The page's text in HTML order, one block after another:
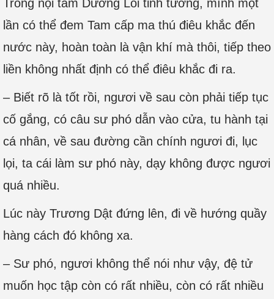
Trong nội tâm Dương Lỗi tinh tường, mình một
lần có thể đem Tam cấp ma thú điêu khắc đến
nước này, hoàn toàn là vận khí mà thôi, tiếp theo
liền không nhất định có thể điêu khắc đi ra.
– Biết rõ là tốt rồi, ngươi về sau còn phải tiếp tục
cố gắng, có câu sư phó dẫn vào cửa, tu hành tại
cá nhân, về sau đường cần chính ngươi đi, lục
lọi, ta cái làm sư phó này, dạy không được ngươi
quá nhiều.
Lúc này Trương Dật đứng lên, đi về hướng quầy
hàng cách đó không xa.
– Sư phó, ngươi không thể nói như vậy, đệ tử
muốn học tập còn có rất nhiều, còn có rất nhiều